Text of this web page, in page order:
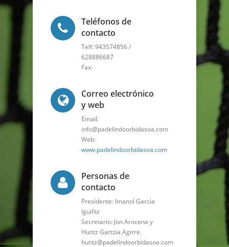
Teléfonos de
contacto
Telf: 943574856 /
628886687
Fax:
Correo electrónico
y web
Email:
info@padelindoorbidasoa.com
Web:
www.padelindoorbidasoa.com
Personas de
contacto
Presidente: Imanol Garcia
Iguiñiz
Secretario: Jon Arocena y
Huntz Gartzia Agirre.
huntz@padelindoorbidasoa.com